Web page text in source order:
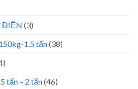
ĐIỆN (3)
1.5 tấn(38)
tấn – 2 tấn(46)